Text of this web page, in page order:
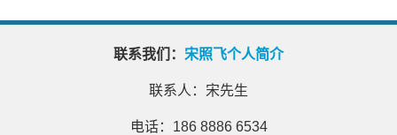
联系我们： 宋照飞个人简介
联系人：宋先生
电话：186 8886 6534